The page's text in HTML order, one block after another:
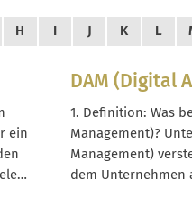
H I J K L
ein
DAM (Digital
1. Definition: Was
Management)?
Management)
dem Unternehmen